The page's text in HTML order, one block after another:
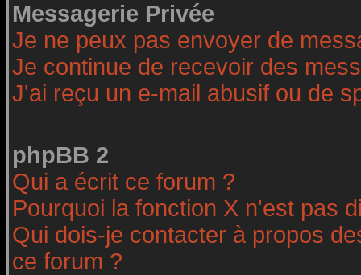
Messagerie Privée
Je ne peux pas envoyer de
Je continue de recevoir des
J'ai reçu un e-mail abusif ou de
phpBB 2
Qui a écrit ce forum ?
Pourquoi la fonction X n'est pas
Qui dois-je contacter à propos
ce forum ?